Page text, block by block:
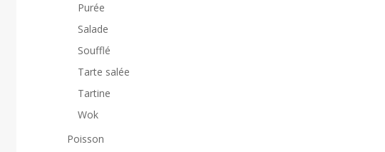
Purée
Salade
Soufflé
Tarte salée
Tartine
Wok
Poisson